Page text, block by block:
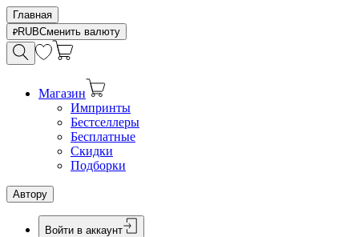
Главная
RUBСменить валюту
Магазин
Импринты
Бестселлеры
Бесплатные
Скидки
Подборки
Автору
Войти в аккаунт